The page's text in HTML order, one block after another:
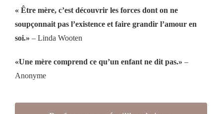
« Être mère, c’est découvrir les forces dont on ne
soupçonnait pas l’existence et faire grandir l’amour en
soi.» – Linda Wooten
«Une mère comprend ce qu’un enfant ne dit pas.» –
Anonyme